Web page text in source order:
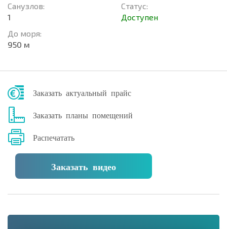
Санузлов:
1
До моря:
950 м
Статус:
Доступен
Заказать актуальный прайс
Заказать планы помещений
Распечатать
Заказать видео